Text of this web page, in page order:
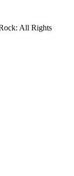
All Rights